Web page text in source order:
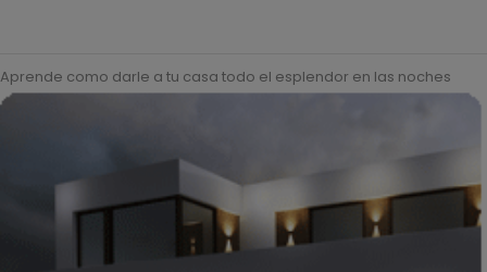
Aprende como darle a tu casa todo el esplendor en las noches